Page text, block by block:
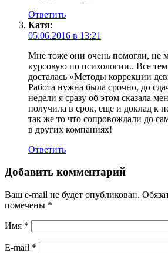
Ответить
Катя:
05.06.2016 в 13:21
Мне тоже они очень помогли, не
курсовую по психологии.. Все
досталась «Методы коррекции
Работа нужна была срочно, до
недели я сразу об этом сказала
получила в срок, еще и доклад к
так же то что сопровождали до
в других компаниях!
Ответить
Добавить комментарий
Ваш e-mail не будет опубликован.
помечены *
Имя *
E-mail *